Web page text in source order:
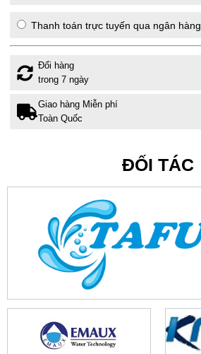
Thanh toán trực tuyến qua ngân hàng
Đổi hàng
trong 7 ngày
Giao hàng Miễn phí
Toàn Quốc
ĐỐI TÁC